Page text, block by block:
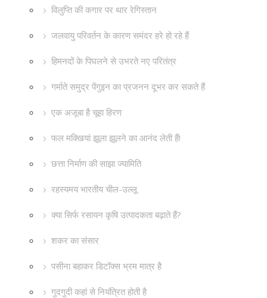
विलुप्ति की कगार पर थार रेगिस्तान
जलवायु परिवर्तन के कारण समंदर हरे हो रहे हैं
हिमनदों के पिघलने से उभरते नए परितंत्र
गर्माते समुद्र पेंगुइन का प्रजनन दूभर कर सकते हैं
एक अजूबा है चूहा हिरण
फल मक्खियां झूला झूलने का आनंद लेती हैं!
छत्ता निर्माण की साझा ज्यामिति
रहस्यमय भारतीय चील-उल्लू
क्या सिर्फ रसायन कृषि उत्पादकता बढ़ाते हैं?
शकर का संसार
पसीना बहाकर डिटॉक्स भ्रम मात्र है
गुदगुदी कहां से नियंत्रित होती है